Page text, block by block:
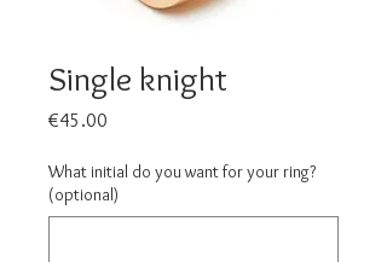
Single knight
€45.00
What initial do you want for your ring?
(optional)